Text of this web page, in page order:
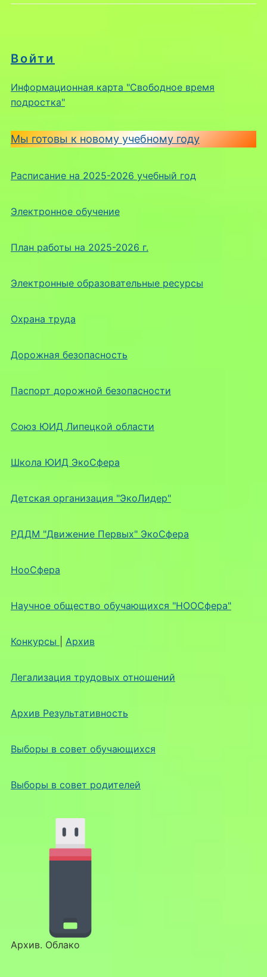
Войти
Информационная карта "Свободное время
подростка"
Мы готовы к новому учебному году
Расписание на 2025-2026 учебный год
Электронное обучение
План работы на 2025-2026 г.
Электронные образовательные ресурсы
Охрана труда
Дорожная безопасность
Паспорт дорожной безопасности
Союз ЮИД Липецкой области
Школа ЮИД ЭкоСфера
Детская организация "ЭкоЛидер"
РДДМ "Движение Первых" ЭкоСфера
НооСфера
Научное общество обучающихся "НООСфера"
Конкурсы Архив
Легализация трудовых отношений
Архив Результативность
Выборы в совет обучающихся
Выборы в совет родителей
Архив. Облако